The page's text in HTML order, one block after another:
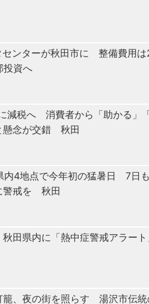
センターが秋田市に 整備費用は
資へ
減税へ 消費者から「助かる」
懸念が交錯 秋田
内4地点で今年初の猛暑日 7日
警戒を 秋田
田県内に「熱中症警戒アラー
籠、夜の街を照らす 湯沢市伝統